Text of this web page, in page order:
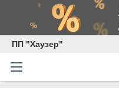
ПП "Хаузер"